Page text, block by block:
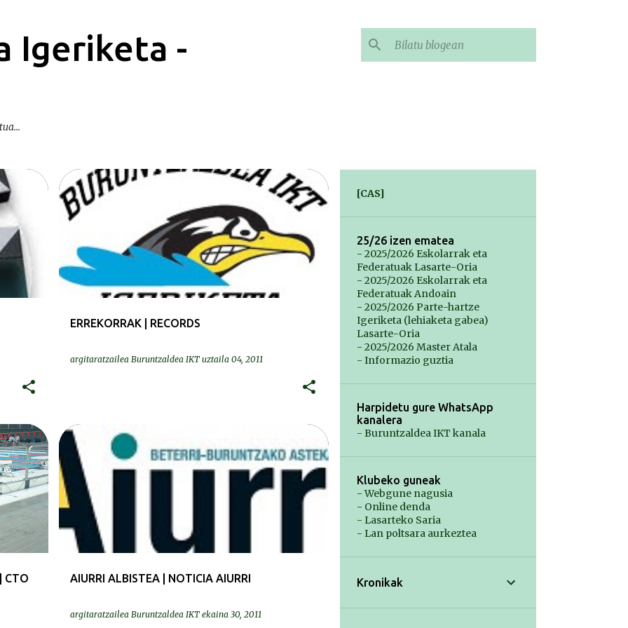
Igeriketa -
ERREKORRAK | RECORDS
argitaratzailea Buruntzaldea IKT uztaila 04, 2011
ERREKORRAK | RECORDS
CTO
AIURRI ALBISTEA | NOTICIA AIURRI
argitaratzailea Buruntzaldea IKT ekaina 30, 2011
PRENTSA | PRENSA
[CAS]
25/26 izen ematea
- 2025/2026 Eskolarrak eta
Federatuak Lasarte-Oria
- 2025/2026 Eskolarrak eta
Federatuak Andoain
- 2025/2026 Parte-hartze
Igeriketa (lehiaketa gabea)
Lasarte-Oria
- 2025/2026 Master Atala
- Informazio guztia
Harpidetu gure WhatsApp
kanalera
- Buruntzaldea IKT kanala
Klubeko guneak
- Webgune nagusia
- Online denda
- Lasarteko Saria
- Lan poltsara aurkeztea
Kronikak